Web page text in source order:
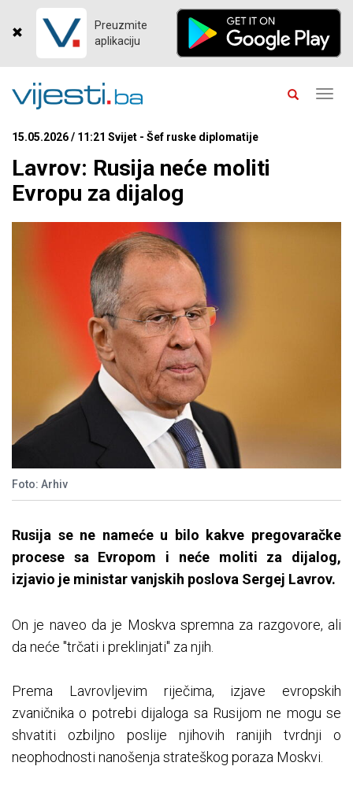
Preuzmite
aplikaciju
15.05.2026 / 11:21 Svijet - Šef ruske diplomatije
Lavrov: Rusija neće moliti
Evropu za dijalog
Foto: Arhiv
Rusija se ne nameće u bilo kakve pregovaračke
procese sa Evropom i neće moliti za dijalog,
izjavio je ministar vanjskih poslova Sergej Lavrov.
On je naveo da je Moskva spremna za razgovore, ali
da neće "trčati i preklinjati" za njih.
Prema Lavrovljevim riječima, izjave evropskih
zvaničnika o potrebi dijaloga sa Rusijom ne mogu se
shvatiti ozbiljno poslije njihovih ranijih tvrdnji o
neophodnosti nanošenja strateškog poraza Moskvi.